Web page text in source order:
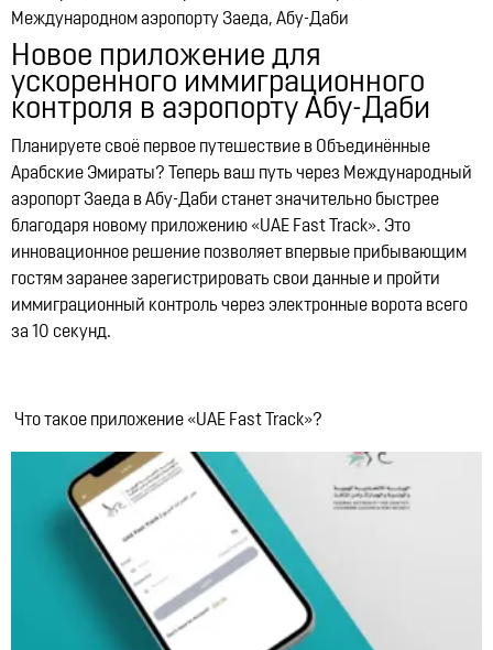
Международном аэропорту Заеда, Абу-Даби
Новое приложение для
ускоренного иммиграционного
контроля в аэропорту Абу-Даби
Планируете своё первое путешествие в Объединённые
Арабские Эмираты? Теперь ваш путь через Международный
аэропорт Заеда в Абу-Даби станет значительно быстрее
благодаря новому приложению «UAE Fast Track». Это
инновационное решение позволяет впервые прибывающим
гостям заранее зарегистрировать свои данные и пройти
иммиграционный контроль через электронные ворота всего
за 10 секунд.
Что такое приложение «UAE Fast Track»?